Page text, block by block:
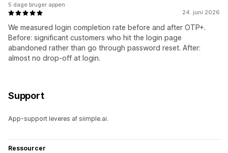
24. juni 2026
We measured login completion rate before and after OTP+.
Before: significant customers who hit the login page
abandoned rather than go through password reset. After:
almost no drop-off at login.
5 dage bruger appen
Support
App-support leveres af siimple.ai.
Ressourcer